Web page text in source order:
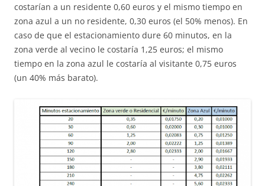
costarían a un residente 0,60 euros y el mismo tiempo en
zona azul a un no residente, 0,30 euros (el 50% menos). En
caso de que el estacionamiento dure 60 minutos, en la
zona verde al vecino le costaría 1,25 euros; el mismo
tiempo en la zona azul le costaría al visitante 0,75 euros
(un 40% más barato).